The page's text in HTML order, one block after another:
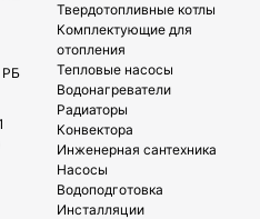
РБ
Твердотопливные котлы
Комплектующие для
отопления
Тепловые насосы
Водонагреватели
Радиаторы
Конвектора
Инженерная сантехника
Насосы
Водоподготовка
Инсталляции